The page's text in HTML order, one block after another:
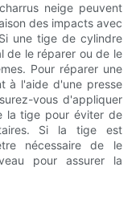
neige peuvent
des impacts avec
une tige de cylindre
de le réparer ou de le
Pour réparer une
à l'aide d'une presse
vous d'appliquer
la tige pour éviter de
Si la tige est
nécessaire de le
pour assurer la